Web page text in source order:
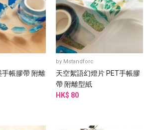
手帳膠帶 附離
by Mstandforc
天空絮語幻燈片 PET手帳膠
帶 附離型紙
HK$ 80